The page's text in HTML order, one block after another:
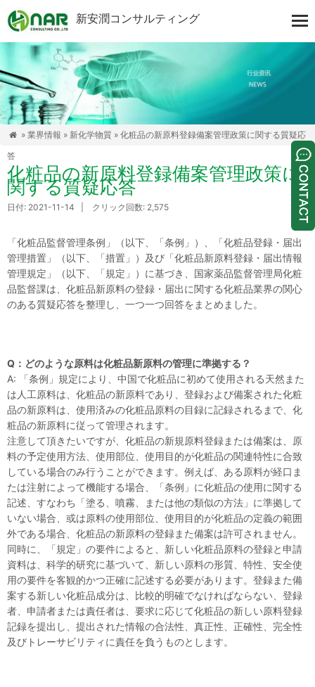
新安潤コンサルティング
 » 業界情報 » 新化学物質» 化粧品の新原料登録備案管理政策に関する質疑応
答
化粧品の新原料登録備案管理政策に
関する質疑応答
日付: 2021-11-14 | クリック回数: 2,575
「化粧品監督管理条例」（以下、「条例」）、「化粧品登録・届出
管理措置」（以下、「措置」）及び「化粧品新原料登録・届出情報
管理規定」（以下、「規定」）に基づき、国家薬品監督管理局化粧
品監督課は、化粧品新原料の登録・届出に関する化粧品業界の関心
のある質疑応答を整理し、一つ一つ回答をまとめました。
Q：どのような原料は化粧品新原料の管理に準拠する？
A: 「条例」規定により、中国で化粧品に初めて使用される天然また
は人工原料は、化粧品の新原料であり、登録および備案された化粧
品の新原料は、使用済みの化粧品原料の目録に記録されるまで、化
粧品の新原料に従って管理されます。
注意して頂きたいですが、化粧品の新規原料登録または備案は、原
料の予定使用方法、使用部位、使用目的が化粧品の関連特性に合致
している場合のみ行うことができます。例えば、ある原料が経口ま
たは注射によって機能する場合、「条例」に化粧品の使用に関する
記述、すなわち「塗る、噴霧、または他の類似の方法」に準拠して
いない場合、或は原料の使用部位、使用目的が化粧品の定義の範囲
外である場合、化粧品の新原料の登録また備案は許可されません。
同時に、「規定」の要件によると、新しい化粧品原料の登録と申請
資料は、科学的研究に基づいて、新しい原料の形質、特性、安全使
用の要件を客観的かつ正確に記述する必要があります。登録また備
案する新しい化粧品成分は、比較的明確でなければならない、登録
者、申請者または責任者は、要求に応じて化粧品の新しい原料登録
記録を提出し、提出された情報の合法性、真正性、正確性、完全性
及びトレーサビリティに責任を負うものとします。